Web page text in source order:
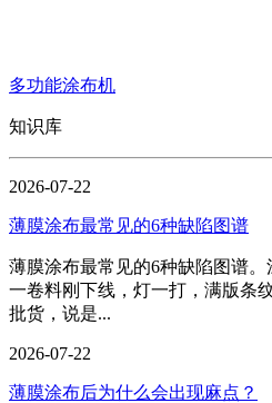
多功能涂布机
知识库
2026-07-22
薄膜涂布最常见的6种缺陷图谱
薄膜涂布最常见的6种缺陷图谱。
一卷料刚下线，灯一打，满版条
批货，说是...
2026-07-22
薄膜涂布后为什么会出现麻点？